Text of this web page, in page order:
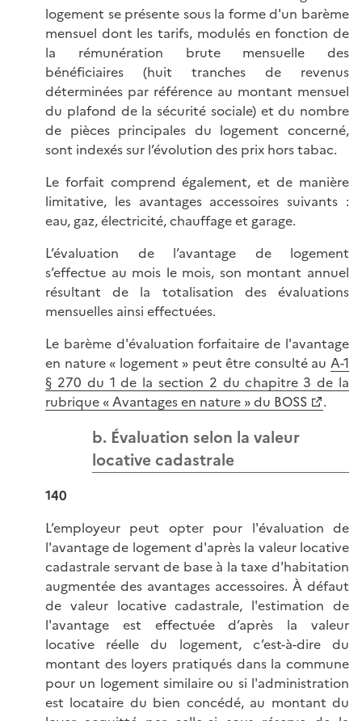
logement se présente sous la forme d'un barème
mensuel dont les tarifs, modulés en fonction de
la rémunération brute mensuelle des
bénéficiaires (huit tranches de revenus
déterminées par référence au montant mensuel
du plafond de la sécurité sociale) et du nombre
de pièces principales du logement concerné,
sont indexés sur l’évolution des prix hors tabac.
Le forfait comprend également, et de manière
limitative, les avantages accessoires suivants :
eau, gaz, électricité, chauffage et garage.
L’évaluation de l’avantage de logement
s’effectue au mois le mois, son montant annuel
résultant de la totalisation des évaluations
mensuelles ainsi effectuées.
Le barème d'évaluation forfaitaire de l'avantage
en nature « logement » peut être consulté au A-1
§ 270 du 1 de la section 2 du chapitre 3 de la
rubrique « Avantages en nature » du BOSS
.
b. Évaluation selon la valeur
locative cadastrale
140
L’employeur peut opter pour l'évaluation de
l'avantage de logement d'après la valeur locative
cadastrale servant de base à la taxe d'habitation
augmentée des avantages accessoires. À défaut
de valeur locative cadastrale, l'estimation de
l'avantage est effectuée d’après la valeur
locative réelle du logement, c’est-à-dire du
montant des loyers pratiqués dans la commune
pour un logement similaire ou si l'administration
est locataire du bien concédé, au montant du